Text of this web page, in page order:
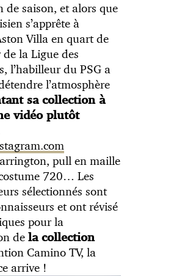
de saison, et alors que
s’apprête à
Villa en quart de
la Ligue des
l’habilleur du PSG a
l’atmosphère
sa collection à
vidéo plutôt
pull en maille
720… Les
sélectionnés sont
et ont révisé
pour la
dela collection
Camino TV, la
arrive !